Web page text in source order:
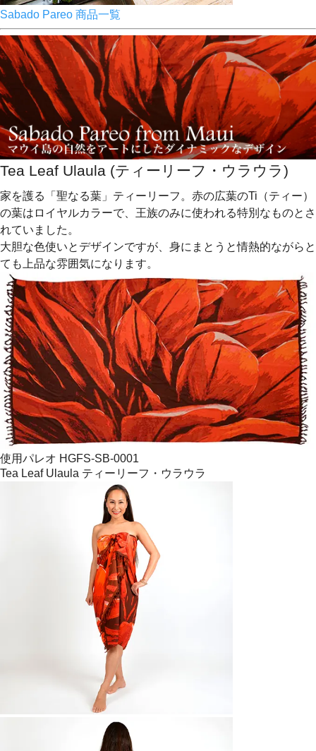
Sabado Pareo 商品一覧
Tea Leaf Ulaula (ティーリーフ・ウラウラ)
家を護る「聖なる葉」ティーリーフ。赤の広葉のTi（ティー）
の葉はロイヤルカラーで、王族のみに使われる特別なものとさ
れていました。
大胆な色使いとデザインですが、身にまとうと情熱的ながらと
ても上品な雰囲気になります。
使用パレオ HGFS-SB-0001
Tea Leaf Ulaula ティーリーフ・ウラウラ